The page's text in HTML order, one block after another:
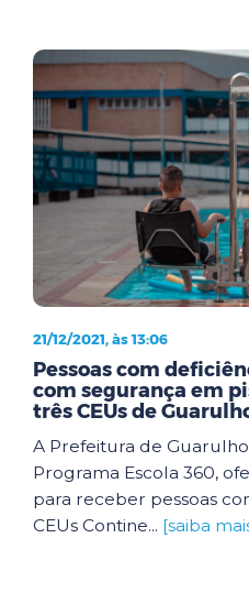
21/12/2021, às 13:06
Pessoas com
com segurança em
três CEUs de
A Prefeitura de
Programa Escola 360,
para receber pessoas
CEUs Contine... [saiba